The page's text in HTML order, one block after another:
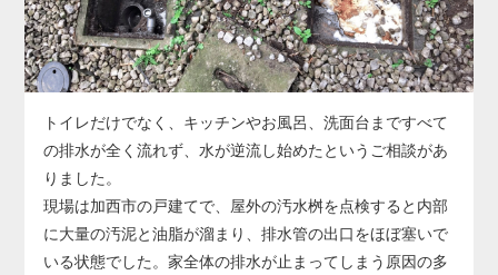
ました。
便器脱着後、排水管の奥を確認すると、長年の汚れや固形
化した汚物が管内のカーブ部分で厚く堆積し、水の流れを
大きく妨げている状態。
このままでは再発を繰り返すため、業務用のトーラー（ワ
イヤー式排管清掃機）を使用し、固着した詰まりを貫通・
除去する作業を実施しました。
数回の施工で厚い固まりが崩れ、通水が一気に改善。
複数回の排水テストでも安定した流れが確認できました。
なお、今回のような配管内部の詰まりが悪化すると、トー
トイレだけでなく、キッチンやお風呂、洗面台まですべて
の排水が全く流れず、水が逆流し始めたというご相談があ
りました。
現場は加西市の戸建てで、屋外の汚水桝を点検すると内部
に大量の汚泥と油脂が溜まり、排水管の出口をほぼ塞いで
いる状態でした。家全体の排水が止まってしまう原因の多